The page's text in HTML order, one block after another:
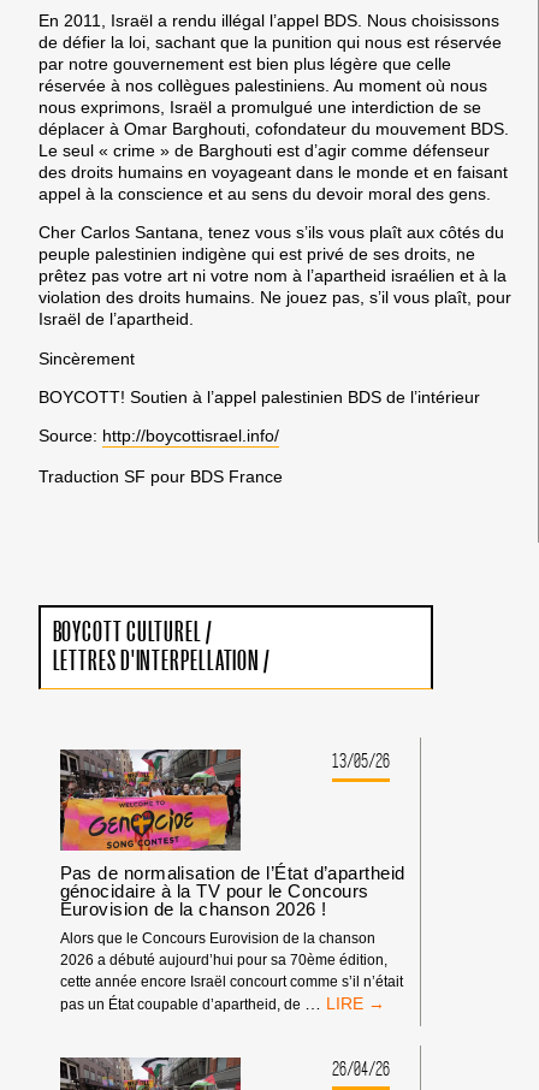
En 2011, Israël a rendu illégal l’appel BDS. Nous choisissons
de défier la loi, sachant que la punition qui nous est réservée
par notre gouvernement est bien plus légère que celle
réservée à nos collègues palestiniens. Au moment où nous
nous exprimons, Israël a promulgué une interdiction de se
déplacer à Omar Barghouti, cofondateur du mouvement BDS.
Le seul « crime » de Barghouti est d’agir comme défenseur
des droits humains en voyageant dans le monde et en faisant
appel à la conscience et au sens du devoir moral des gens.
Cher Carlos Santana, tenez vous s’ils vous plaît aux côtés du
peuple palestinien indigène qui est privé de ses droits, ne
prêtez pas votre art ni votre nom à l’apartheid israélien et à la
violation des droits humains. Ne jouez pas, s’il vous plaît, pour
Israël de l’apartheid.
Sincèrement
BOYCOTT! Soutien à l’appel palestinien BDS de l’intérieur
Source: http://boycottisrael.info/
Traduction SF pour BDS France
BOYCOTT CULTUREL/
LETTRES D'INTERPELLATION /
13/05/26
Pas de normalisation de l’État d’apartheid
génocidaire à la TV pour le Concours
Eurovision de la chanson 2026 !
Alors que le Concours Eurovision de la chanson
2026 a débuté aujourd’hui pour sa 70ème édition,
cette année encore Israël concourt comme s’il n’était
pas un État coupable d’apartheid, de
PAS
NORMALISATION
DE
26/04/26